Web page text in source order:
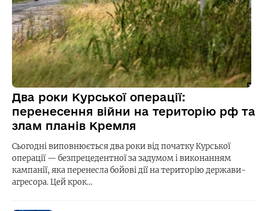
Два роки Курської операції:
перенесення війни на територію рф та
злам планів Кремля
Сьогодні виповнюється два роки від початку Курської
операції — безпрецедентної за задумом і виконанням
кампанії, яка перенесла бойові дії на територію держави-
агресора. Цей крок…